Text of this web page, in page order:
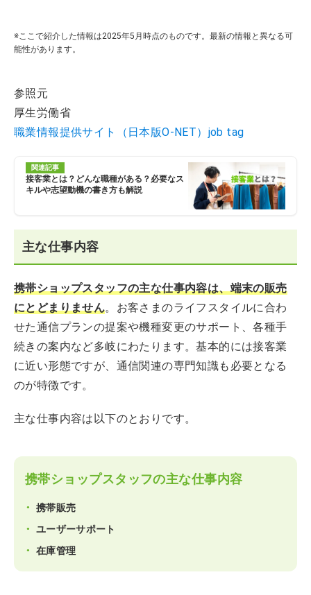
※ここで紹介した情報は2025年5月時点のものです。最新の情報と異なる可
能性があります。
参照元
厚生労働省
職業情報提供サイト（日本版O-NET）job tag
関連記事
接客業とは？どんな職種がある？必要なス
キルや志望動機の書き方も解説
主な仕事内容
携帯ショップスタッフの主な仕事内容は、端末の販売
にとどまりません。お客さまのライフスタイルに合わ
せた通信プランの提案や機種変更のサポート、各種手
続きの案内など多岐にわたります。基本的には接客業
に近い形態ですが、通信関連の専門知識も必要となる
のが特徴です。
主な仕事内容は以下のとおりです。
携帯ショップスタッフの主な仕事内容
携帯販売
ユーザーサポート
在庫管理